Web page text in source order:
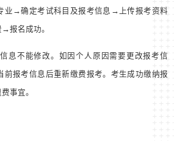
业→确定考试科目及报考信息→上传报考资料
报名成功。
息不能修改。如因个人原因需要更改报考信
前报考信息后重新缴费报考。考生成功缴纳报
事宜。